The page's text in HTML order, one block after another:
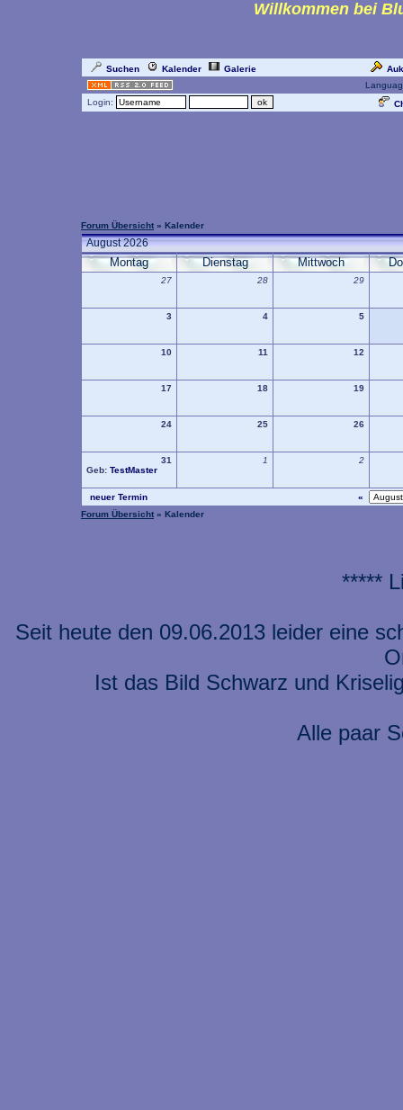
Willkommen bei
Suchen Kalender Galerie
Login:
Forum Übersicht » Kalender
August 2026
Montag Dienstag Mittwoch
27 28 29
3 4 5
10 11 12
17 18 19
24 25 26
31
Geb: TestMaster
1 2
neuer Termin
«
Forum Übersicht » Kalender
*****
Seit heute den 09.06.2013 leider eine
Ist das Bild Schwarz und
Alle paar